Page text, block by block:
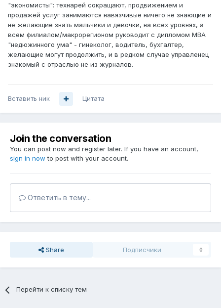
"экономисты": технарей сокращают, продвижением и
продажей услуг занимаются навязчивые ничего не знающие и
не желающие знать мальчики и девочки, на всех уровнях, а
всем филиалом/макрорегионом руководит с дипломом МВА
"недюжинного ума" - гинеколог, водитель, бухгалтер,
желающие могут продолжить, и в редком случае управленец
знакомый с отраслью не из журналов.
Вставить ник Цитата
Join the conversation
You can post now and register later. If you have an account,
sign in now to post with your account.
Ответить в тему...
Share Подписчики 0
Перейти к списку тем